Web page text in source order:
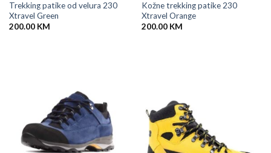
Trekking patike od velura 230
Xtravel Green
200.00 KM
Kožne trekking patike 230
Xtravel Orange
200.00 KM